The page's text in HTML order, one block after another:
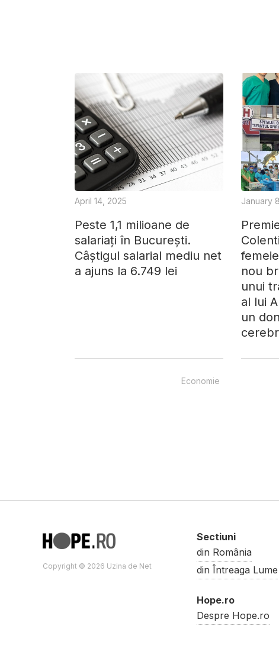
Peste 1,1 milioane de
salariați în București.
Câștigul salarial mediu net
a ajuns la 6.749 lei
April 14, 2025
Economie
nou
unui
al lui
un
January
Copyright © 2026 Uzina de Net
Sectiuni
din România
din Întreaga Lume
Hope.ro
Despre Hope.ro